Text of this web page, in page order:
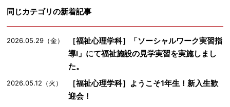
同じカテゴリの新着記事
2026.05.29（金）
［福祉心理学科］「ソーシャルワーク実習指
導Ⅰ」にて福祉施設の見学実習を実施しまし
た。
2026.05.12（火）
［福祉心理学科］ようこそ1年生！新入生歓
迎会！